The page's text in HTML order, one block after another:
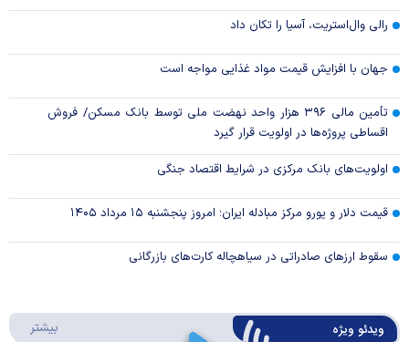
رالی وال‌استریت، آسیا را تکان داد
جهان با افزایش قیمت مواد غذایی مواجه است
تأمین مالی ۳۹۶ هزار واحد نهضت ملی توسط بانک مسکن/ فروش
اقساطی پروژه‌ها در اولویت قرار گیرد
اولویت‌های بانک مرکزی در شرایط اقتصاد جنگی
قیمت دلار و یورو مرکز مبادله ایران؛ امروز پنجشنبه ۱۵ مرداد ۱۴۰۵
سقوط ارزهای صادراتی در سیاهچاله کارت‌های بازرگانی
ویدئو ویژه بیشتر